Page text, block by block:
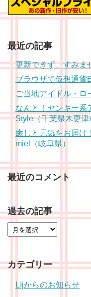
最近の記事
更新できず、すみま
ブラウザで仮想通貨
ご当地アイドル・ロ
なんと！ヤンキー系
Style（千葉県木更津
癒しと元気をお届け
miel（岐阜県）
最近のコメント
過去の記事
カテゴリー
LIjからのお知らせ